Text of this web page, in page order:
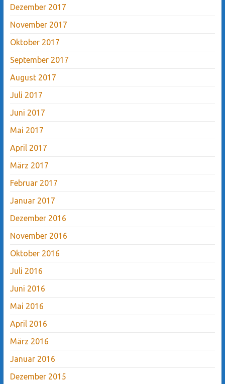
Dezember 2017
November 2017
Oktober 2017
September 2017
August 2017
Juli 2017
Juni 2017
Mai 2017
April 2017
März 2017
Februar 2017
Januar 2017
Dezember 2016
November 2016
Oktober 2016
Juli 2016
Juni 2016
Mai 2016
April 2016
März 2016
Januar 2016
Dezember 2015